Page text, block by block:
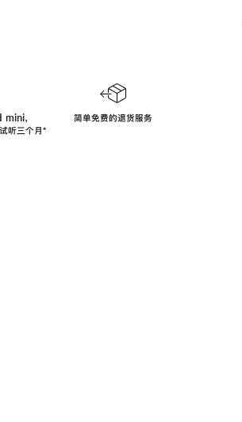
，
听三个月脚
⁺
简单免费的退货服务